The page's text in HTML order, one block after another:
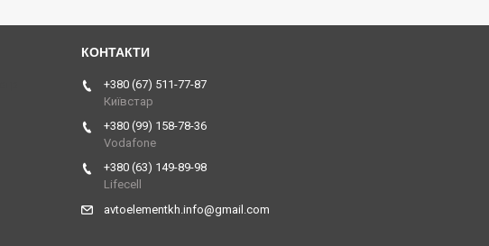
+380 (67) 511-77-87
Київстар
+380 (99) 158-78-36
Vodafone
+380 (63) 149-89-98
Lifecell
avtoelementkh.info@gmail.com